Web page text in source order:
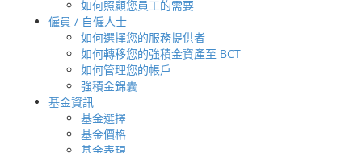
如何照顧您員工的需要
僱員 / 自僱人士
如何選擇您的服務提供者
如何轉移您的強積金資產至 BCT
如何管理您的帳戶
強積金錦囊
基金資訊
基金選擇
基金價格
基金表現
基金比較
基金經理介紹
基金經理展望
投資專題
季度多元基金經理展望